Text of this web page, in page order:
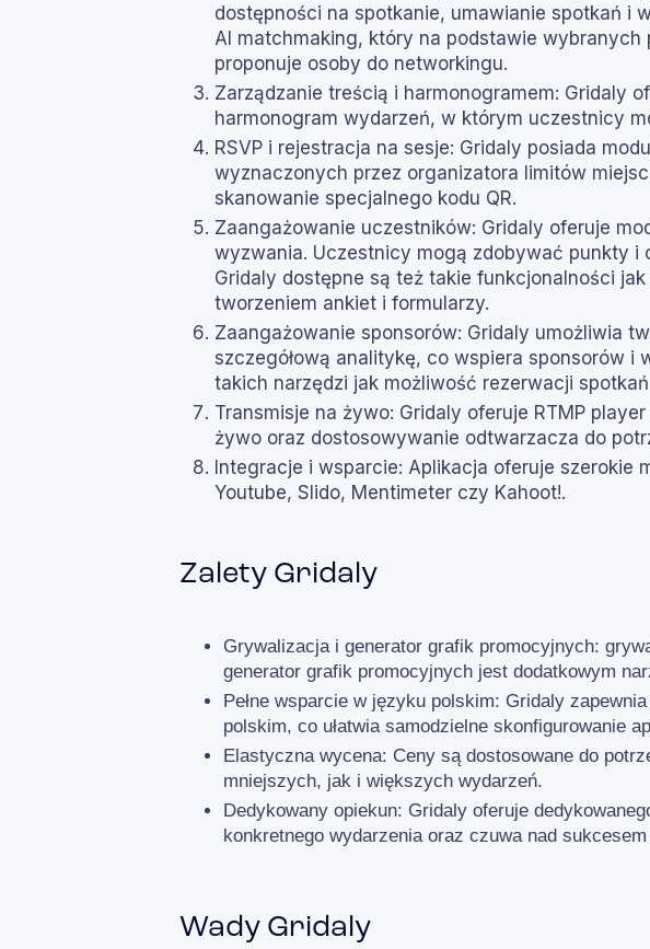
dostępności na spotkanie, umawianie spotkań i
AI matchmaking, który na podstawie
proponuje osoby do networkingu.
Zarządzanie treścią i harmonogramem: Gridaly
harmonogram wydarzeń, w którym uczestnicy
RSVP i rejestracja na sesje: Gridaly posiada
wyznaczonych przez organizatora limitów
skanowanie specjalnego kodu QR.
Zaangażowanie uczestników: Gridaly oferuje
wyzwania. Uczestnicy mogą zdobywać punkty
Gridaly dostępne są też takie funkcjonalności
tworzeniem ankiet i formularzy.
Zaangażowanie sponsorów: Gridaly umożliwia
szczegółową analitykę, co wspiera sponsorów
takich narzędzi jak możliwość rezerwacji
Transmisje na żywo: Gridaly oferuje RTMP
żywo oraz dostosowywanie odtwarzacza do
Integracje i wsparcie: Aplikacja oferuje szerokie
Youtube, Slido, Mentimeter czy Kahoot!.
Zalety Gridaly
Grywalizacja i generator grafik promocyjnych:
generator grafik promocyjnych jest dodatkowym
Pełne wsparcie w języku polskim: Gridaly
polskim, co ułatwia samodzielne skonfigurowanie
Elastyczna wycena: Ceny są dostosowane do
mniejszych, jak i większych wydarzeń.
Dedykowany opiekun: Gridaly oferuje
konkretnego wydarzenia oraz czuwa nad sukcesem
Wady Gridaly